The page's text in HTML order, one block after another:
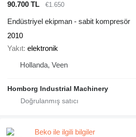
90.700 TL €1.650
Endüstriyel ekipman - sabit kompresör
2010
Yakıt elektronik
Hollanda, Veen
Homborg Industrial Machinery
Beko ile ilgili bilgiler